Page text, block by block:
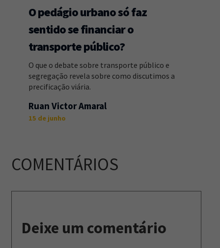
O pedágio urbano só faz
sentido se financiar o
transporte público?
O que o debate sobre transporte público e
segregação revela sobre como discutimos a
precificação viária.
Ruan Victor Amaral
15 de junho
COMENTÁRIOS
Deixe um comentário